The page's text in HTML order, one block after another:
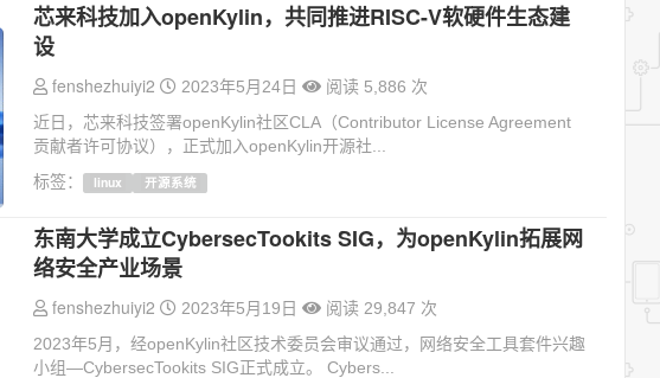
芯来科技加入openKylin，共同推进RISC-V软硬件生态建
设
fenshezhuiyi2 2023年5月24日
阅读 5,886 次
近日，芯来科技签署openKylin社区CLA（Contributor License Agreement
贡献者许可协议），正式加入openKylin开源社...
标签：
linux 开源系统
东南大学成立CybersecTookits SIG，为openKylin拓展网
络安全产业场景
fenshezhuiyi2 2023年5月19日
阅读 29,847 次
2023年5月，经openKylin社区技术委员会审议通过，网络安全工具套件兴趣
小组—CybersecTookits SIG正式成立。 Cybers...